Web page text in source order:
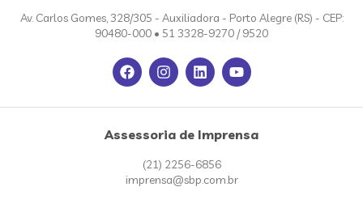
Av. Carlos Gomes, 328/305 - Auxiliadora - Porto Alegre (RS) - CEP:
90480-000 • 51 3328-9270 / 9520
Assessoria de Imprensa
(21) 2256-6856
imprensa@sbp.com.br